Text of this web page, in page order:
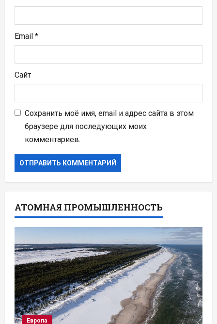
Email *
Сайт
Сохранить моё имя, email и адрес сайта в этом
браузере для последующих моих
комментариев.
АТОМНАЯ ПРОМЫШЛЕННОСТЬ
Европа